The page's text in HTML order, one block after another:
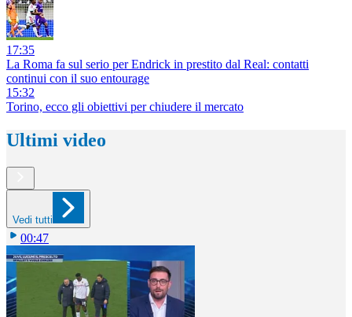
17:35
La Roma fa sul serio per Endrick in prestito dal Real: contatti
continui con il suo entourage
15:32
Torino, ecco gli obiettivi per chiudere il mercato
Ultimi video
Vedi tutti
00:47